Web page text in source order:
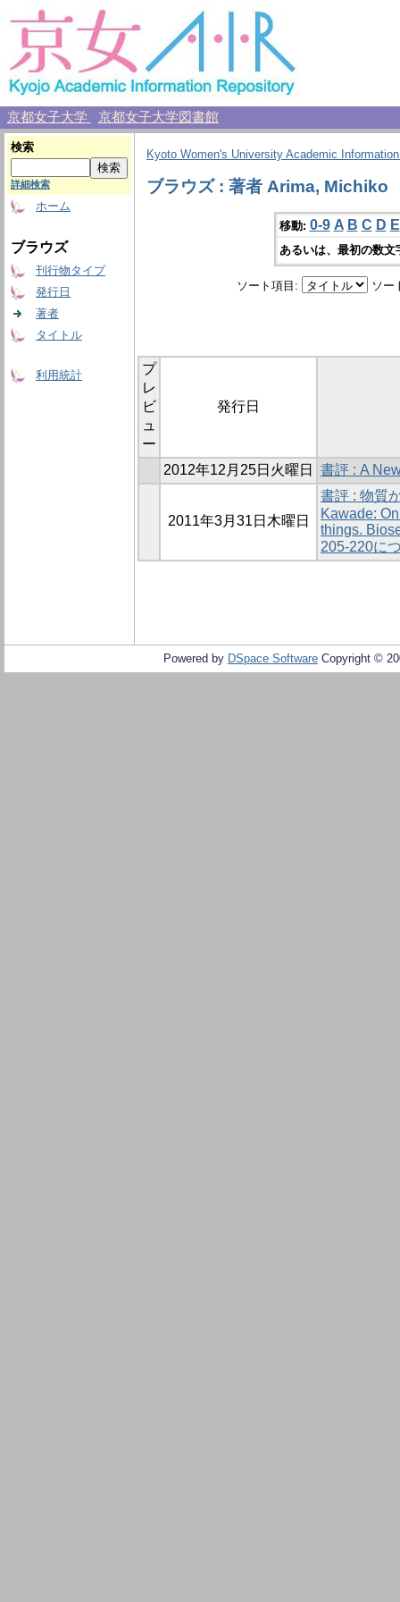
京都女子大学 京都女子大学図書館
検索
詳細検索
ホーム
ブラウズ
刊行物タイプ
発行日
著者
タイトル
利用統計
Kyoto Women's University Academic
ブラウズ : 著者 Arima, Michiko
移動: 0-9 A B C D E
あるいは、最初の数
ソート項目: ソー
プ
レ
ビ
ュ
ー
発行日
2012年12月25日火曜日 書評 : A
2011年3月31日木曜日
書評 : 物質
Kawade:
things.
205-220に
Powered by DSpace Software Copyright ©